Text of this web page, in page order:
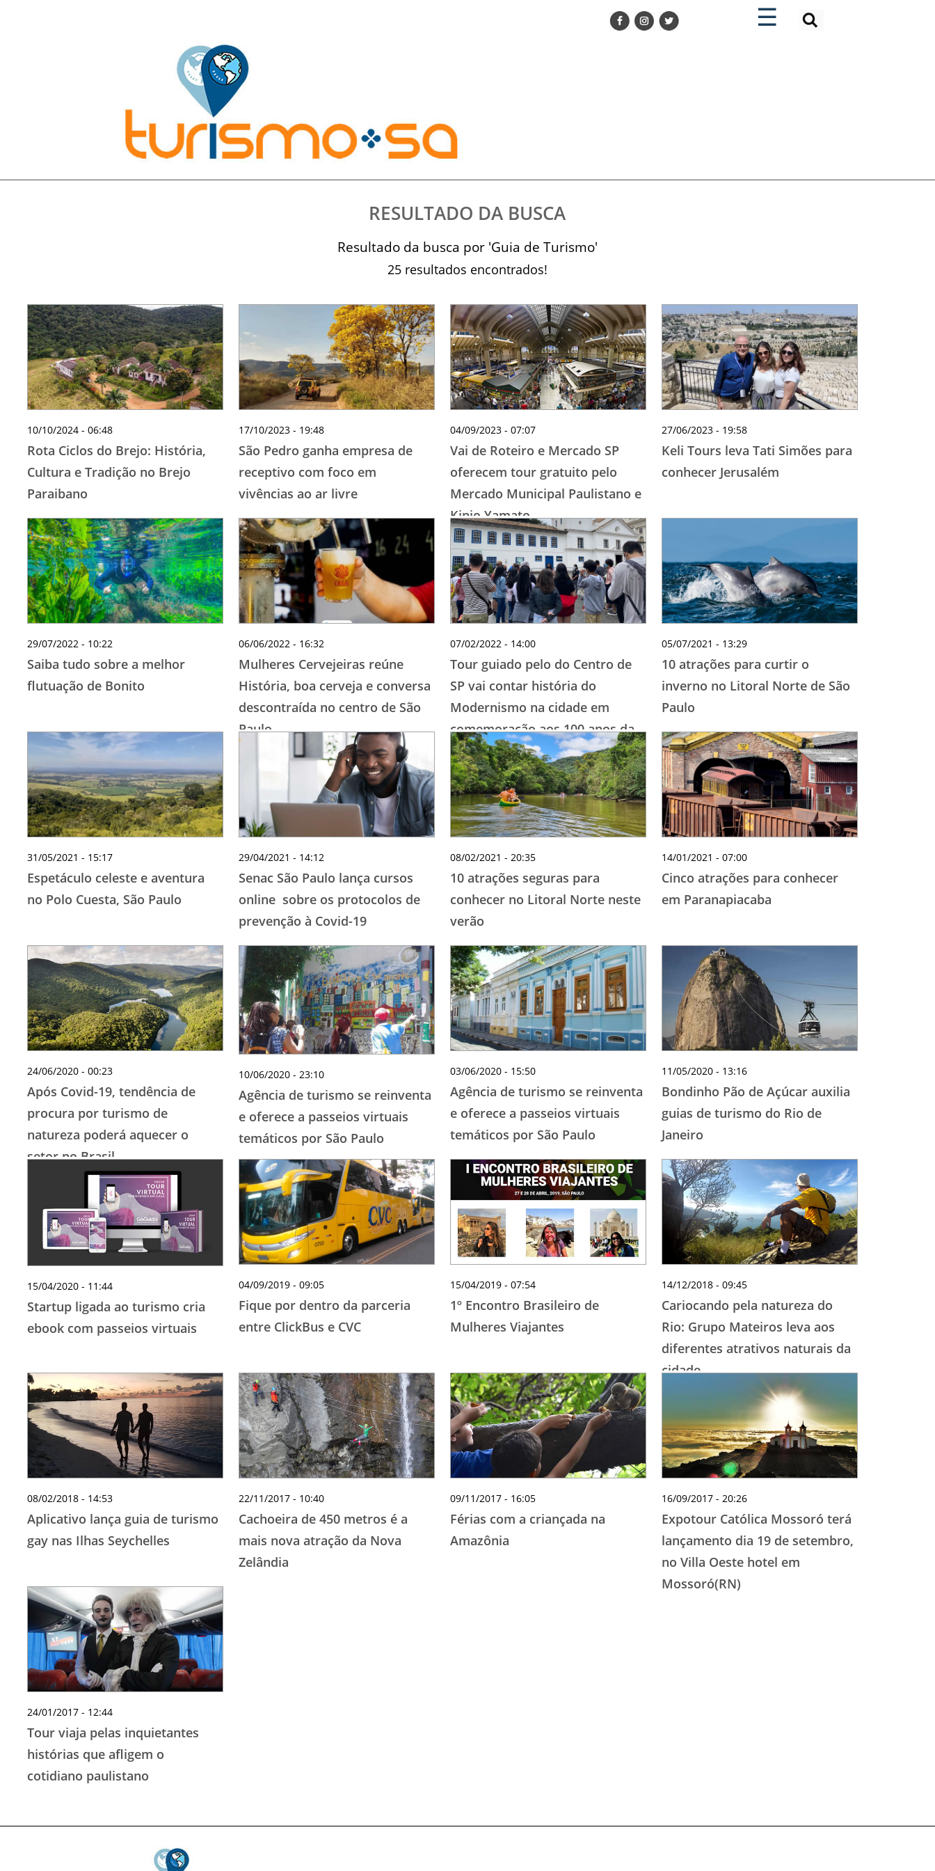
☰
CITY BREAK
TURISMO E MERCADO
HOTELARIA
TURISMO SA TV
TESTADO E APROVADO
ÚLTIMAS NOTÍCIAS
PARCEIROS
QUEM SOMOS - EQUIPE
CONTATO
Pesquisar:
RESULTADO DA BUSCA
Resultado da busca por 'Guia de Turismo'
25 resultados encontrados!
10/10/2024 - 06:48
Rota Ciclos do Brejo: História,
Cultura e Tradição no Brejo
Paraibano
17/10/2023 - 19:48
São Pedro ganha empresa de
receptivo com foco em
vivências ao ar livre
04/09/2023 - 07:07
Vai de Roteiro e Mercado SP
oferecem tour gratuito pelo
Mercado Municipal Paulistano e
Kinjo Yamato
27/06/2023 - 19:58
Keli Tours leva Tati Simões para
conhecer Jerusalém
29/07/2022 - 10:22
Saiba tudo sobre a melhor
flutuação de Bonito
06/06/2022 - 16:32
Mulheres Cervejeiras reúne
História, boa cerveja e conversa
descontraída no centro de São
Paulo
07/02/2022 - 14:00
Tour guiado pelo do Centro de
SP vai contar história do
Modernismo na cidade em
comemoração aos 100 anos da
Semana de Arte Moderna
05/07/2021 - 13:29
10 atrações para curtir o
inverno no Litoral Norte de São
Paulo
31/05/2021 - 15:17
Espetáculo celeste e aventura
no Polo Cuesta, São Paulo
29/04/2021 - 14:12
Senac São Paulo lança cursos
online sobre os protocolos de
prevenção à Covid-19
08/02/2021 - 20:35
10 atrações seguras para
conhecer no Litoral Norte neste
verão
14/01/2021 - 07:00
Cinco atrações para conhecer
em Paranapiacaba
24/06/2020 - 00:23
Após Covid-19, tendência de
procura por turismo de
natureza poderá aquecer o
setor no Brasil
10/06/2020 - 23:10
Agência de turismo se reinventa
e oferece a passeios virtuais
temáticos por São Paulo
03/06/2020 - 15:50
Agência de turismo se reinventa
e oferece a passeios virtuais
temáticos por São Paulo
11/05/2020 - 13:16
Bondinho Pão de Açúcar auxilia
guias de turismo do Rio de
Janeiro
15/04/2020 - 11:44
Startup ligada ao turismo cria
ebook com passeios virtuais
04/09/2019 - 09:05
Fique por dentro da parceria
entre ClickBus e CVC
15/04/2019 - 07:54
1º Encontro Brasileiro de
Mulheres Viajantes
14/12/2018 - 09:45
Cariocando pela natureza do
Rio: Grupo Mateiros leva aos
diferentes atrativos naturais da
cidade
08/02/2018 - 14:53
Aplicativo lança guia de turismo
gay nas Ilhas Seychelles
22/11/2017 - 10:40
Cachoeira de 450 metros é a
mais nova atração da Nova
Zelândia
09/11/2017 - 16:05
Férias com a criançada na
Amazônia
16/09/2017 - 20:26
Expotour Católica Mossoró terá
lançamento dia 19 de setembro,
no Villa Oeste hotel em
Mossoró(RN)
24/01/2017 - 12:44
Tour viaja pelas inquietantes
histórias que afligem o
cotidiano paulistano